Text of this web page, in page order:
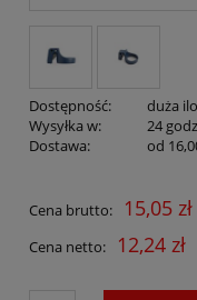
Dostępność:
duża
Wysyłka w:
24
Dostawa:
od
Cena nie zawiera
Cena brutto: 15,05 zł
Cena netto: 12,24 zł